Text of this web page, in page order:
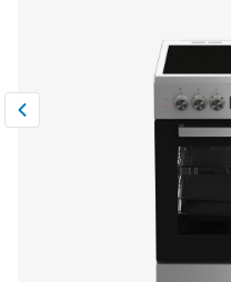
Сравнить